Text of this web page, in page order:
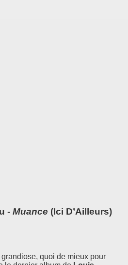
- Muance (Ici D’Ailleurs)
quoi de mieux pour